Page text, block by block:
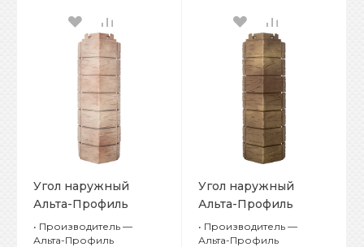
Угол наружный
Альта-Профиль
Ригель Немецкий 02
• Производитель —
Альта-Профиль
Угол наружный
Альта-Профиль
Ригель Немецкий 03
• Производитель —
Альта-Профиль